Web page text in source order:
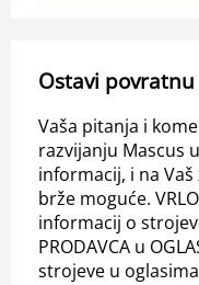
Ostavi
Vaša pitanja i
razvijanju Mascus
informacij, i na
brže moguće.
informacij o
PRODAVCA u
strojeve u